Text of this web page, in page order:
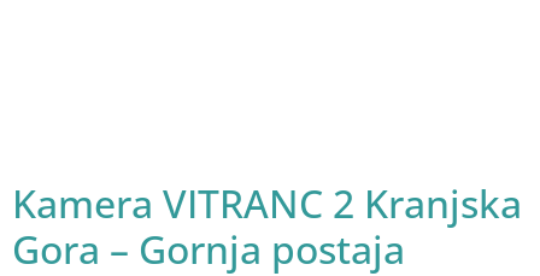
Kamera VITRANC 2 Kranjska
Gora – Gornja postaja